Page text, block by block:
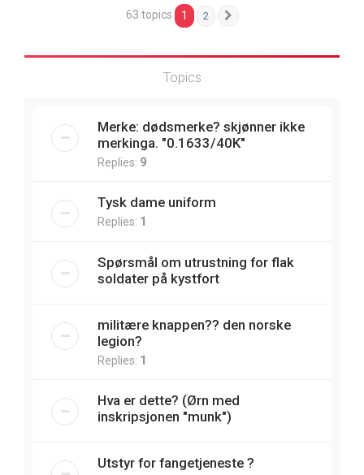
63 topics 1 2
Topics
Merke: dødsmerke? skjønner ikke
merkinga. "0.1633/40K"
Replies: 9
Tysk dame uniform
Replies: 1
Spørsmål om utrustning for flak
soldater på kystfort
militære knappen?? den norske
legion?
Replies: 1
Hva er dette? (Ørn med
inskripsjonen "munk")
Utstyr for fangetjeneste ?